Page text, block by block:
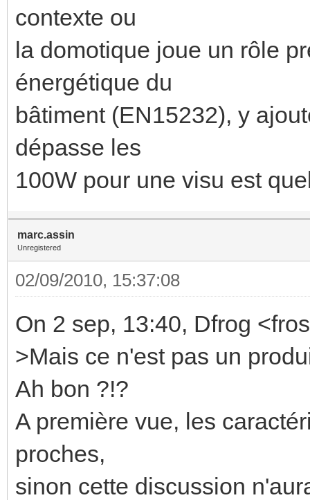
contexte ou
la domotique joue un rôle
énergétique du
bâtiment (EN15232), y
dépasse les
100W pour une visu est
marc.assin
Unregistered
02/09/2010, 15:37:08
On 2 sep, 13:40, Dfrog
>Mais ce n'est pas un
Ah bon ?!?
A première vue, les
proches,
sinon cette discussion